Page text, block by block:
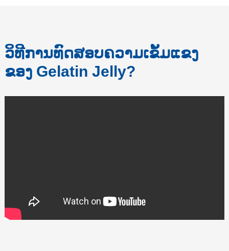
ວິທີການທົດສອບຄວາມເຂັ້ມແຂງ
ຂອງ Gelatin Jelly?